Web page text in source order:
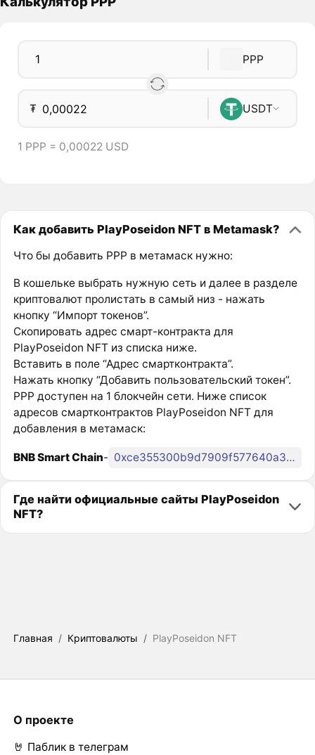
PPP
₮ USDT
1 PPP = 0,00022 USD
Как добавить PlayPoseidon NFT в Metamask?
Что бы добавить PPP в метамаск нужно:
В кошельке выбрать нужную сеть и далее в разделе
криптовалют пролистать в самый низ - нажать
кнопку “Импорт токенов”.
Скопировать адрес смарт-контракта для
PlayPoseidon NFT из списка ниже.
Вставить в поле “Адрес смартконтракта”.
Нажать кнопку “Добавить пользовательский токен”.
PPP доступен на 1 блокчейн сети. Ниже список
адресов смартконтрактов PlayPoseidon NFT для
добавления в метамаск:
BNB Smart Chain- 0xce355300b9d7909f577640a3fb179cf911a23fbb
Где найти официальные сайты PlayPoseidon
NFT?
Главная / Криптовалюты / PlayPoseidon NFT
О проекте
🤘 Паблик в телеграм